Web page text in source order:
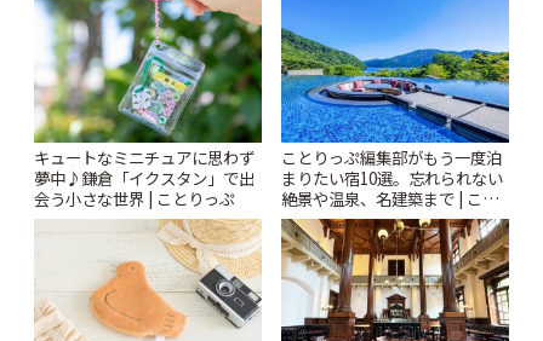
キュートなミニチュアに思わず
夢中♪鎌倉「イクスタン」で出
会う小さな世界 | ことりっぷ
ことりっぷ編集部がもう一度泊
まりたい宿10選。忘れられない
絶景や温泉、名建築まで | こと
りっぷ